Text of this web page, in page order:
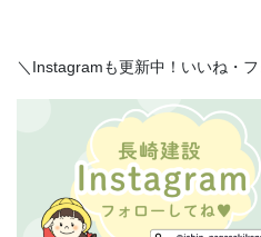
＼Instagramも更新中！いいね・